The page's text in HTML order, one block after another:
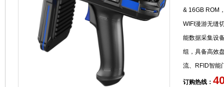
& 16GB ROM
WIFI漫游无缝
能数据采集设
组，具备高效
流、RFID智能
订购热线：